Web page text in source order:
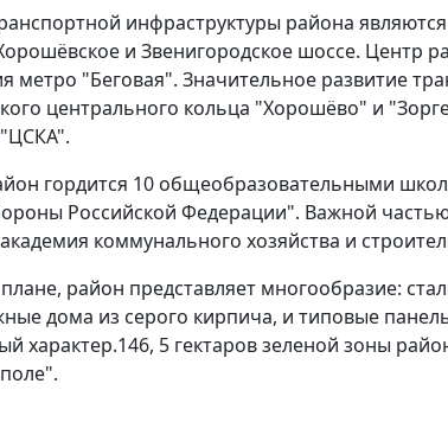
инфраструктуры района
и Звенигородское шоссе. Центр
метро "Беговая". Значительное развитие
центрального кольца "Хорошёво" и
гордится 10 общеобразовательными
Российской Федерации". Важной
коммунального хозяйства и
район представляет многообразие:
дома из серого кирпича, и типовые
характер.146, 5 гектаров зеленой зоны